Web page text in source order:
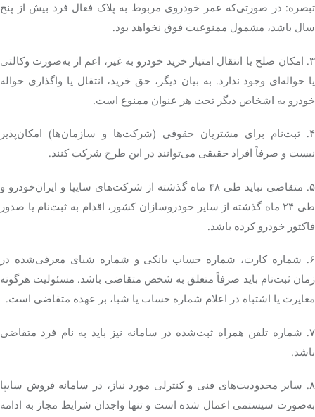
تبصره: در صورتی‌که عمر خودروی مربوط به پلاک فعال فرد بیش از پنج
سال باشد، مشمول ممنوعیت فوق نخواهد بود.
۳. امکان صلح یا انتقال امتیاز خرید خودرو به غیر، اعم از به‌صورت وکالتی
یا حواله‌ای وجود ندارد. به بیان دیگر، حق خرید، انتقال یا واگذاری حواله
خودرو به اشخاص دیگر تحت هر عنوان ممنوع است.
۴. ثبت‌نام برای مشتریان حقوقی (شرکت‌ها و سازمان‌ها) امکان‌پذیر
نیست و صرفاً افراد حقیقی می‌توانند در این طرح شرکت کنند.
۵. متقاضی نباید طی ۴۸ ماه گذشته از شرکت‌های سایپا و ایران‌خودرو و
طی ۲۴ ماه گذشته از سایر خودروسازان کشور، اقدام به ثبت‌نام یا صدور
فاکتور خودرو کرده باشد.
۶. شماره کارت، شماره حساب بانکی و شماره شبای معرفی‌شده در
زمان ثبت‌نام باید صرفاً متعلق به شخص متقاضی باشد. مسئولیت هرگونه
مغایرت یا اشتباه در اعلام شماره حساب یا شبا، بر عهده متقاضی است.
۷. شماره تلفن همراه ثبت‌شده در سامانه نیز باید به نام فرد متقاضی
باشد.
۸. سایر محدودیت‌های فنی و کنترلی مورد نیاز، در سامانه فروش سایپا
به‌صورت سیستمی اعمال شده است و تنها واجدان شرایط مجاز به ادامه